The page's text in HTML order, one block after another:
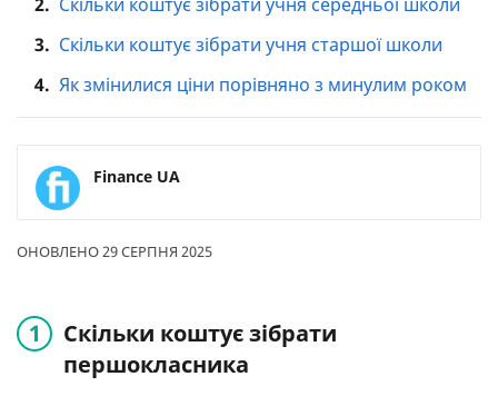
3. Скільки коштує зібрати учня старшої школи
4. Як змінилися ціни порівняно з минулим роком
Finance UA
ОНОВЛЕНО 29 СЕРПНЯ 2025
Скільки коштує зібрати
першокласника